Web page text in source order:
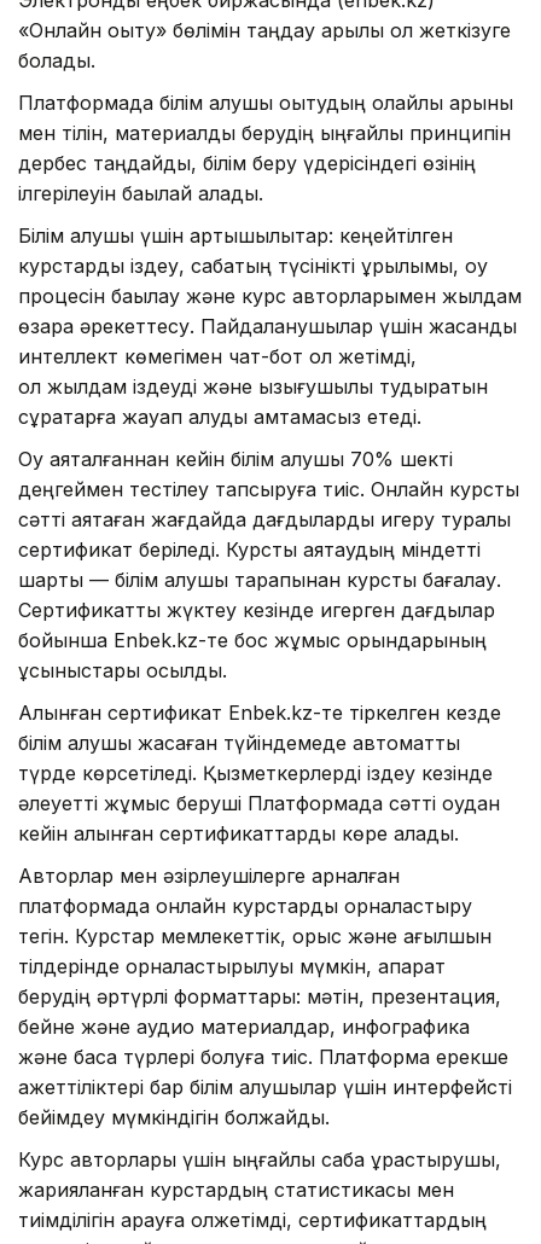
«Онлайн оқыту» бөлімін таңдау арқылы қол жеткізуге
болады.
Платформада білім алушы оқытудың қолайлы қарқыны
мен тілін, материалды берудің ыңғайлы принципін
дербес таңдайды, білім беру үдерісіндегі өзінің
ілгерілеуін бақылай алады.
Білім алушы үшін артықшылықтар: кеңейтілген
курстарды іздеу, сабақтың түсінікті құрылымы, оқу
процесін бақылау және курс авторларымен жылдам
өзара әрекеттесу. Пайдаланушылар үшін жасанды
интеллект көмегімен чат-бот қол жетімді,
ол жылдам іздеуді және қызығушылық тудыратын
сұрақтарға жауап алуды қамтамасыз етеді.
Оқу аяқталғаннан кейін білім алушы 70% шекті
деңгеймен тестілеу тапсыруға тиіс. Онлайн курсты
сәтті аяқтаған жағдайда дағдыларды игеру туралы
сертификат беріледі. Курсты аяқтаудың міндетті
шарты — білім алушы тарапынан курсты бағалау.
Сертификатты жүктеу кезінде игерген дағдылар
бойынша Enbek.kz-те бос жұмыс орындарының
ұсыныстары қосылды.
Алынған сертификат Enbek.kz-те тіркелген кезде
білім алушы жасаған түйіндемеде автоматты
түрде көрсетіледі. Қызметкерлерді іздеу кезінде
әлеуетті жұмыс беруші Платформада сәтті оқудан
кейін алынған сертификаттарды көре алады.
Авторлар мен әзірлеушілерге арналған
платформада онлайн курстарды орналастыру
тегін. Курстар мемлекеттік, орыс және ағылшын
тілдерінде орналастырылуы мүмкін, ақпарат
берудің әртүрлі форматтары: мәтін, презентация,
бейне және аудио материалдар, инфографика
және басқа түрлері болуға тиіс. Платформа ерекше
қажеттіліктері бар білім алушылар үшін интерфейсті
бейімдеу мүмкіндігін болжайды.
Курс авторлары үшін ыңғайлы сабақ құрастырушы,
жарияланған курстардың статистикасы мен
тиімділігін қарауға қолжетімді, сертификаттардың